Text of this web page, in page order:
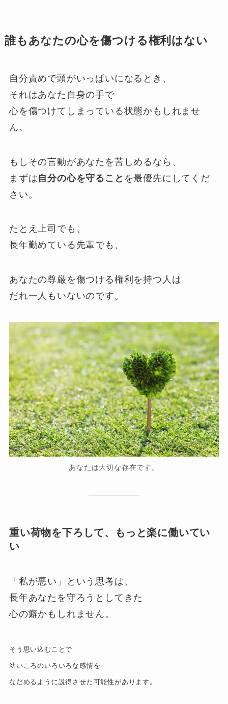
誰もあなたの心を傷つける権利はない
自分責めで頭がいっぱいになるとき、
それはあなた自身の手で
心を傷つけてしまっている状態かもしれませ
ん。
もしその言動があなたを苦しめるなら、
まずは自分の心を守ること を最優先にしてくだ
さい。
たとえ上司でも、
長年勤めている先輩でも、
あなたの尊厳を傷つける権利を持つ人は
だれ一人もいないのです。
あなたは大切な存在です。
重い荷物を下ろして、もっと楽に働いてい
い
「私が悪い」という思考は、
長年あなたを守ろうとしてきた
心の癖かもしれません。
そう思い込むことで
幼いころのいろいろな感情を
なだめるように説得させた可能性があります。